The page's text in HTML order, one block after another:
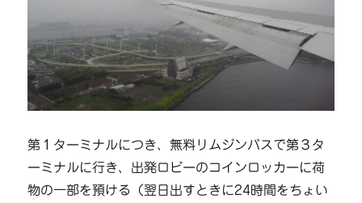
第１ターミナルにつき、無料リムジンバスで第３タ
ーミナルに行き、出発ロビーのコインロッカーに荷
物の一部を預ける（翌日出すときに24時間をちょい